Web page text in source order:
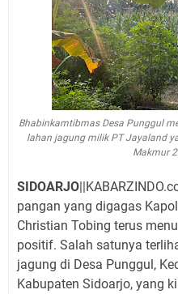
Bhabinkamtibmas Desa Punggul
lahan jagung milik PT Jayaland
Makmur
SIDOARJO
pangan yang digagas
Christian Tobing terus
positif. Salah satunya
jagung di Desa Punggul,
Kabupaten Sidoarjo, yang